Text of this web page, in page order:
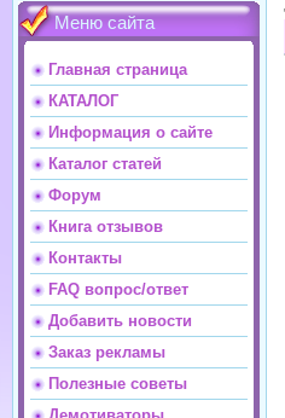
Меню сайта
Главная страница
КАТАЛОГ
Информация о сайте
Каталог статей
Форум
Книга отзывов
Контакты
FAQ вопрос/ответ
Добавить новости
Заказ рекламы
Полезные советы